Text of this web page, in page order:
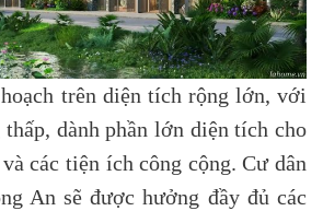
trên diện tích rộng lớn, với
dành phần lớn diện tích cho
các tiện ích công cộng. Cư dân
An sẽ được hưởng đầy đủ các